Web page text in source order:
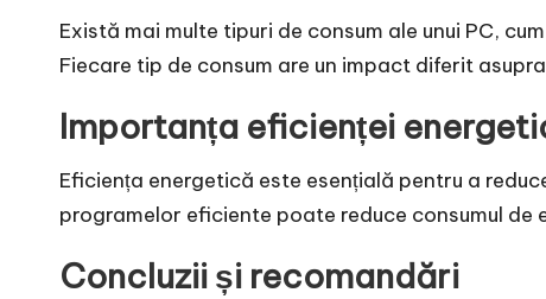
Există mai multe tipuri de consum ale unui PC,
Fiecare tip de consum are un impact diferit
Importanța eficienței
Eficiența energetică este esențială pentru a
programelor eficiente poate reduce consumul de
Concluzii și recomandări